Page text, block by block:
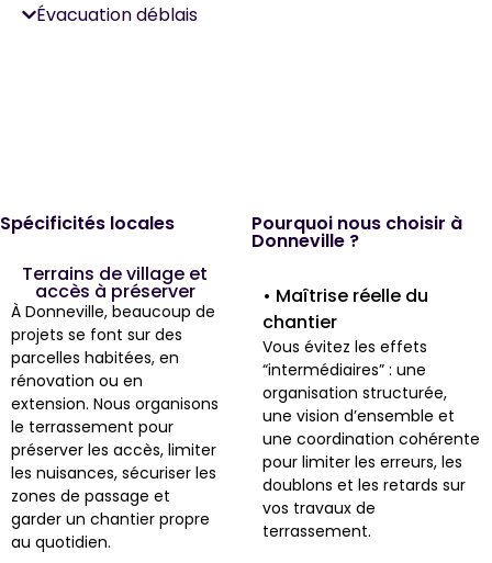
Évacuation déblais
Spécificités locales
Terrains de village et
accès à préserver
À Donneville, beaucoup de
projets se font sur des
parcelles habitées, en
rénovation ou en
extension. Nous organisons
le terrassement pour
préserver les accès, limiter
les nuisances, sécuriser les
zones de passage et
garder un chantier propre
au quotidien.
Pourquoi nous choisir à
Donneville ?
• Maîtrise réelle du
chantier
Vous évitez les effets
“intermédiaires” : une
organisation structurée,
une vision d’ensemble et
une coordination cohérente
pour limiter les erreurs, les
doublons et les retards sur
vos travaux de
terrassement.